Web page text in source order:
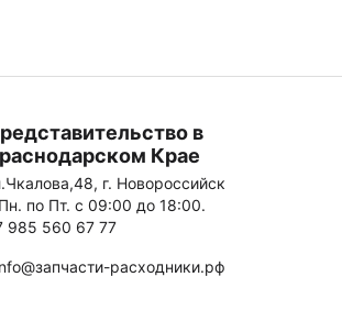
в
Крае
г. Новороссийск
по Пт. с 09:00 до 18:00.
985 560 67 77
расходники.рф